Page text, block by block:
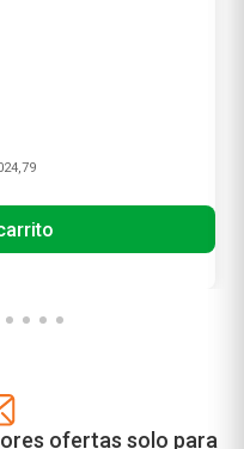
ofertas solo para